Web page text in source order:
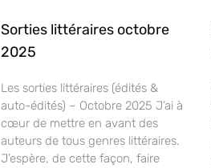
Sorties littéraires octobre
2025
Les sorties littéraires (édités &
auto-édités) – Octobre 2025 J’ai à
cœur de mettre en avant des
auteurs de tous genres littéraires.
J’espère, de cette façon, faire